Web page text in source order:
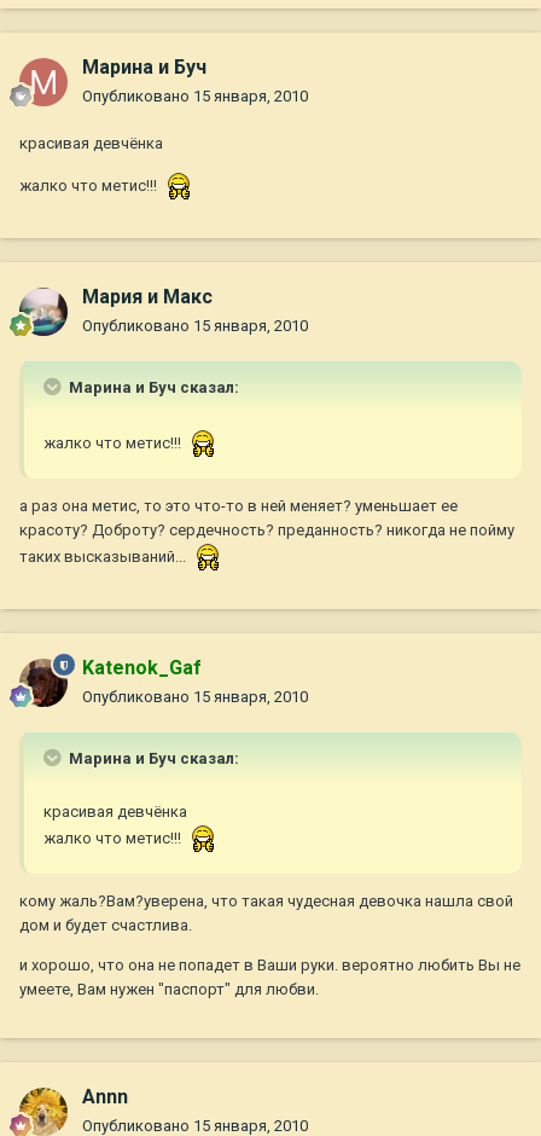
Марина и Буч
Опубликовано 15 января, 2010
красивая девчёнка
жалко что метис!!!
Мария и Макс
Опубликовано 15 января, 2010
Марина и Буч сказал:
жалко что метис!!!
а раз она метис, то это что-то в ней меняет? уменьшает ее
красоту? Доброту? сердечность? преданность? никогда не пойму
таких высказываний...
Katenok_Gaf
Опубликовано 15 января, 2010
Марина и Буч сказал:
красивая девчёнка
жалко что метис!!!
кому жаль?Вам?уверена, что такая чудесная девочка нашла свой
дом и будет счастлива.
и хорошо, что она не попадет в Ваши руки. вероятно любить Вы не
умеете, Вам нужен "паспорт" для любви.
Annn
Опубликовано 15 января, 2010